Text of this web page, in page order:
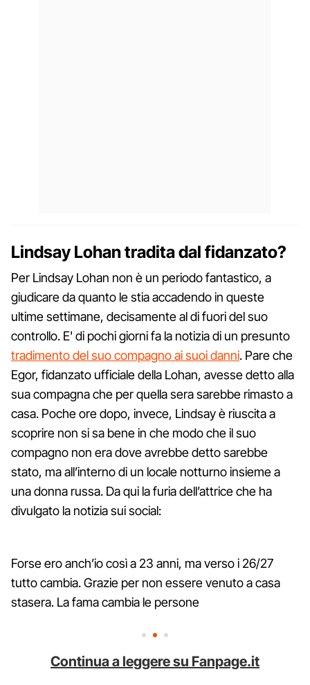
Lindsay Lohan tradita dal fidanzato?
Per Lindsay Lohan non è un periodo fantastico, a
giudicare da quanto le stia accadendo in queste
ultime settimane, decisamente al di fuori del suo
controllo. E' di pochi giorni fa la notizia di un presunto
tradimento del suo compagno ai suoi danni. Pare che
Egor, fidanzato ufficiale della Lohan, avesse detto alla
sua compagna che per quella sera sarebbe rimasto a
casa. Poche ore dopo, invece, Lindsay è riuscita a
scoprire non si sa bene in che modo che il suo
compagno non era dove avrebbe detto sarebbe
stato, ma all’interno di un locale notturno insieme a
una donna russa. Da qui la furia dell’attrice che ha
divulgato la notizia sui social:
Forse ero anch’io così a 23 anni, ma verso i 26/27
tutto cambia. Grazie per non essere venuto a casa
stasera. La fama cambia le persone
Continua a leggere su Fanpage.it